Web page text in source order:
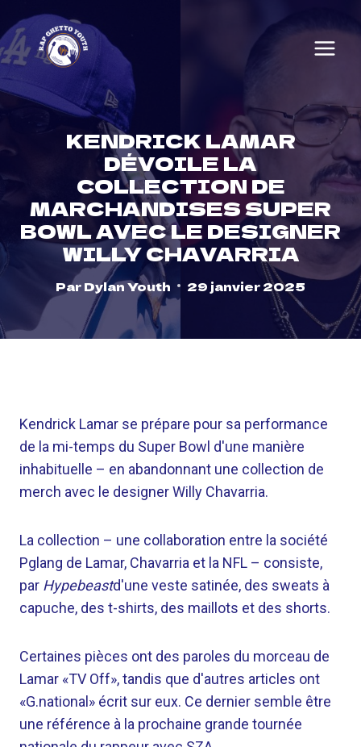
to
content
KENDRICK LAMAR
DÉVOILE LA
COLLECTION DE
MARCHANDISES SUPER
BOWL AVEC LE DESIGNER
WILLY CHAVARRIA
ParDylan Youth 29 janvier 2025
Kendrick Lamar se prépare pour sa performance
de la mi-temps du Super Bowl d'une manière
inhabituelle – en abandonnant une collection de
merch avec le designer Willy Chavarria.
La collection – une collaboration entre la société
Pglang de Lamar, Chavarria et la NFL – consiste,
par Hypebeastd'une veste satinée, des sweats à
capuche, des t-shirts, des maillots et des shorts.
Certaines pièces ont des paroles du morceau de
Lamar «TV Off», tandis que d'autres articles ont
«G.national» écrit sur eux. Ce dernier semble être
une référence à la prochaine grande tournée